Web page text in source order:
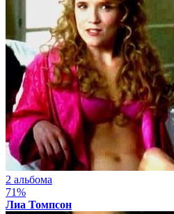
2 альбома
71%
Лиа Томпсон